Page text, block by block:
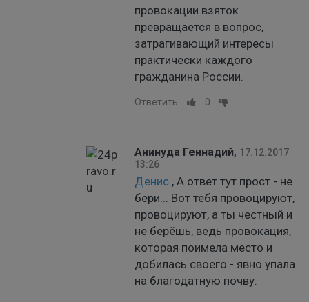
провокации взяток
превращается в вопрос,
затрагивающий интересы
практически каждого
гражданина России.
Ответить 0
Анинуда Геннадий, 17.12.2017
13:26
Денис , А ответ тут прост - не
бери... Вот тебя провоцируют,
провоцируют, а ты честный и
не берёшь, ведь провокация,
которая поимела место и
добилась своего - явно упала
на благодатную почву.